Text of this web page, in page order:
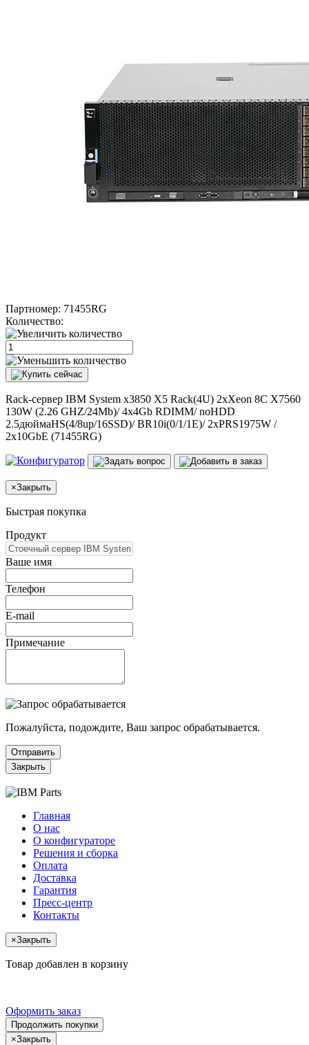
Партномер: 71455RG
Количество:
Rack-сервер IBM System x3850 X5 Rack(4U) 2xXeon 8C X7560
130W (2.26 GHZ/24Mb)/ 4x4Gb RDIMM/ noHDD
2.5дюймаHS(4/8up/16SSD)/ BR10i(0/1/1E)/ 2xPRS1975W /
2x10GbE (71455RG)
×Закрыть
Быстрая покупка
Продукт
Ваше имя
Телефон
E-mail
Примечание
Пожалуйста, подождите, Ваш запрос обрабатывается.
Отправить
Закрыть
Главная
О нас
О конфигураторе
Решения и сборка
Оплата
Доставка
Гарантия
Пресс-центр
Контакты
×Закрыть
Товар добавлен в корзину
Оформить заказ
Продолжить покупки
×Закрыть